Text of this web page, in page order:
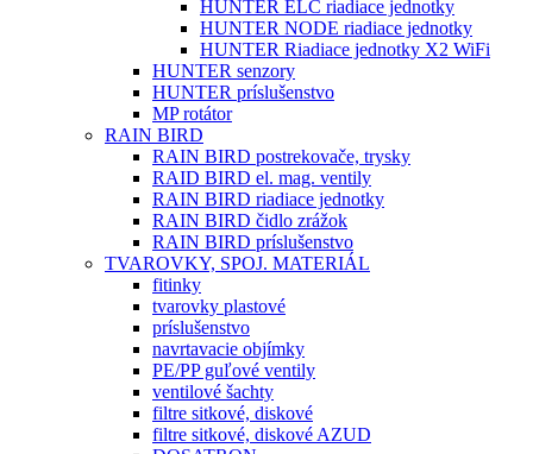
HUNTER ELC riadiace jednotky
HUNTER NODE riadiace jednotky
HUNTER Riadiace jednotky X2 WiFi
HUNTER senzory
HUNTER príslušenstvo
MP rotátor
RAIN BIRD
RAIN BIRD postrekovače, trysky
RAID BIRD el. mag. ventily
RAIN BIRD riadiace jednotky
RAIN BIRD čidlo zrážok
RAIN BIRD príslušenstvo
TVAROVKY, SPOJ. MATERIÁL
fitinky
tvarovky plastové
príslušenstvo
navrtavacie objímky
PE/PP guľové ventily
ventilové šachty
filtre sitkové, diskové
filtre sitkové, diskové AZUD